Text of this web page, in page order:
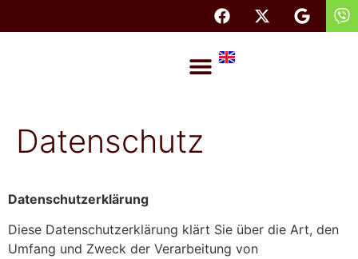
Datenschutz
Datenschutzerklärung
Diese Datenschutzerklärung klärt Sie über die Art, den
Umfang und Zweck der Verarbeitung von